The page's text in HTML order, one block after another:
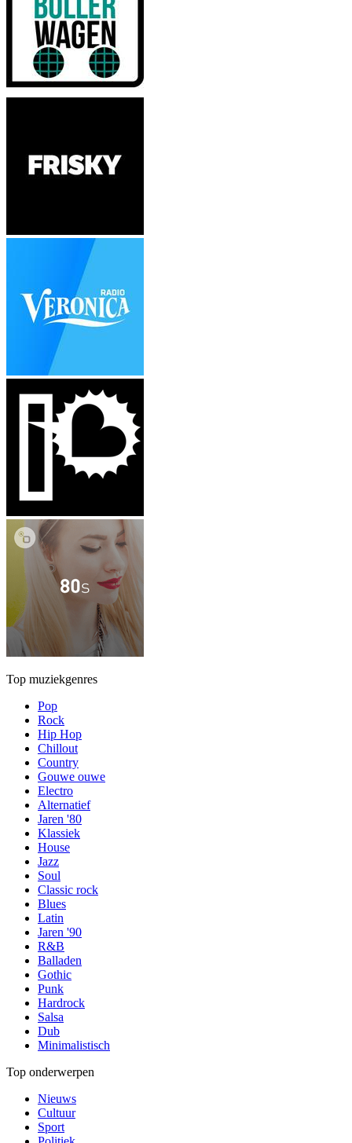
Top muziekgenres
Pop
Rock
Hip Hop
Chillout
Country
Gouwe ouwe
Electro
Alternatief
Jaren '80
Klassiek
House
Jazz
Soul
Classic rock
Blues
Latin
Jaren '90
R&B
Balladen
Gothic
Punk
Hardrock
Salsa
Dub
Minimalistisch
Top onderwerpen
Nieuws
Cultuur
Sport